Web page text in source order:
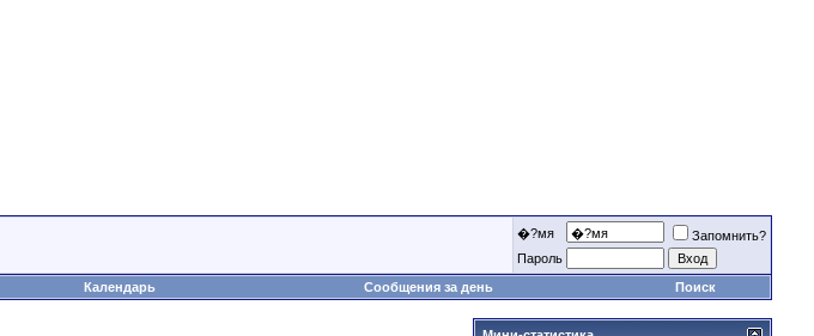
�?мя
Запомнить?
Пароль
Календарь Сообщения за день Поиск